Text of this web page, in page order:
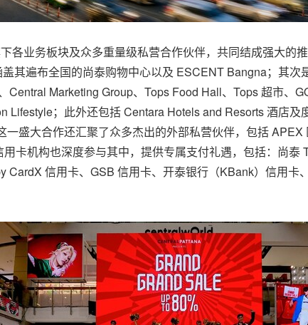
各业务板块及众多重量级私营合作伙伴，共同结成强大的
其遍布全国的尚泰购物中心以及 ESCENT Bangna；其次
Marketing Group、Tops Food Hall、Tops 超市、
Lifestyle；此外还包括 Centara Hotels and Resorts 酒店
盛大合作还汇聚了众多杰出的外部私营伙伴，包括
卡机构也深度参与其中，提供专属支付礼遇，包括：尚
CardX 信用卡、GSB 信用卡、开泰银行（KBank）信用